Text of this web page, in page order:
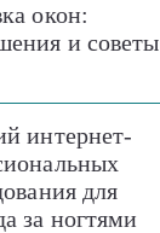
окон:
и советы
интернет-
для
за ногтями